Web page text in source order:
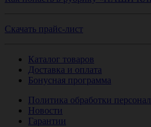
Скачать прайс-лист
Каталог товаров
Доставка и оплата
Бонусная программа
Политика обработки
Новости
Гарантии